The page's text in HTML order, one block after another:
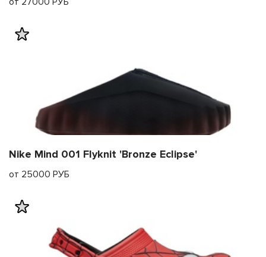
Nike Mind 001 Flyknit 'Bronze Eclipse'
от 25000 РУБ